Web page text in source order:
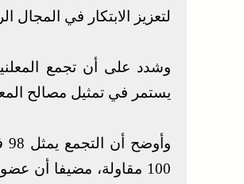
لتعزيز الابتكار في المجال
يستمر في تمثيل مصالح
100 مقاولة، مضيفا أن